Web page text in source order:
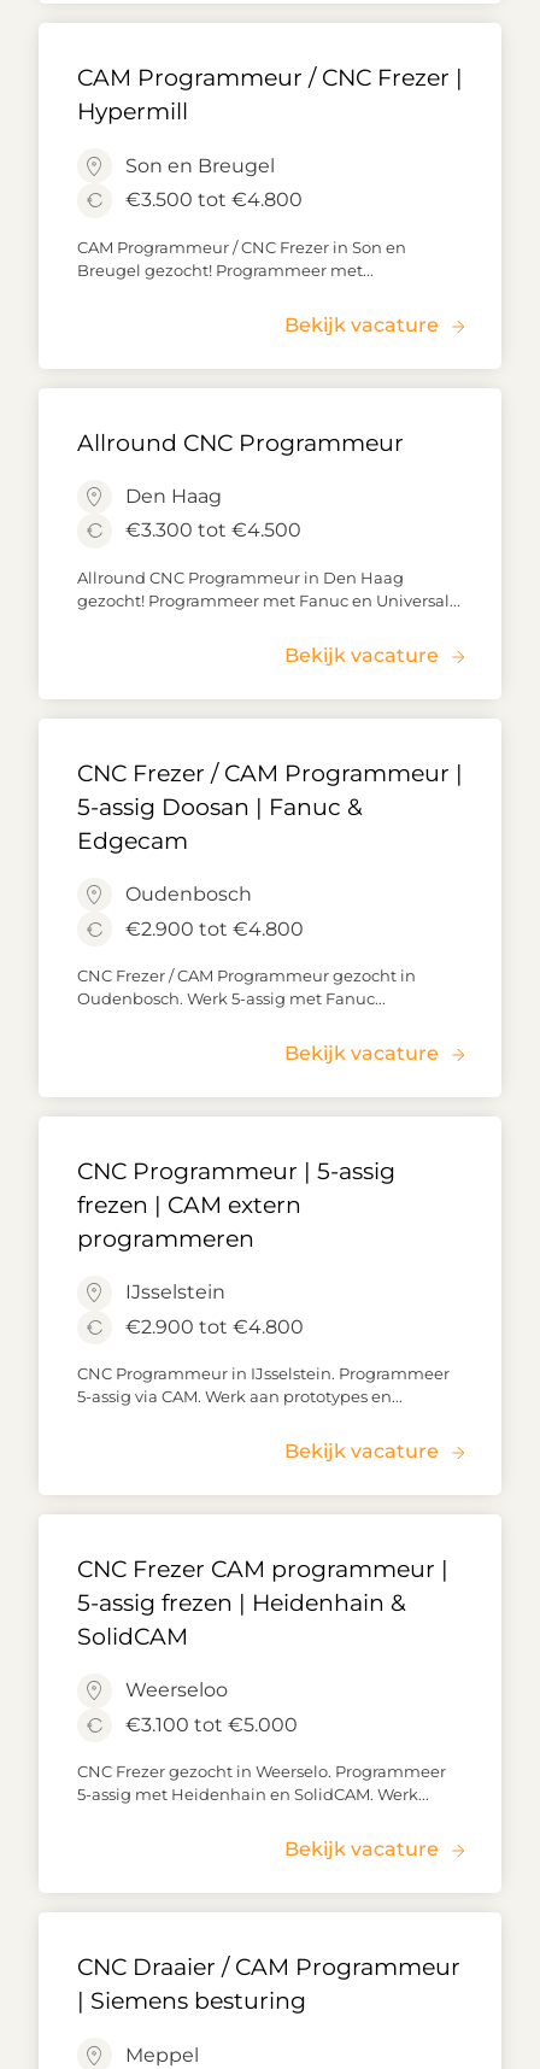
CAM Programmeur / CNC Frezer |
Hypermill
Son en Breugel
€3.500 tot €4.800
CAM Programmeur / CNC Frezer in Son en
Breugel gezocht! Programmeer met...
Bekijk vacature
Allround CNC Programmeur
Den Haag
€3.300 tot €4.500
Allround CNC Programmeur in Den Haag
gezocht! Programmeer met Fanuc en Universal...
Bekijk vacature
CNC Frezer / CAM Programmeur |
5-assig Doosan | Fanuc &
Edgecam
Oudenbosch
€2.900 tot €4.800
CNC Frezer / CAM Programmeur gezocht in
Oudenbosch. Werk 5-assig met Fanuc...
Bekijk vacature
CNC Programmeur | 5-assig
frezen | CAM extern
programmeren
IJsselstein
€2.900 tot €4.800
CNC Programmeur in IJsselstein. Programmeer
5-assig via CAM. Werk aan prototypes en...
Bekijk vacature
CNC Frezer CAM programmeur |
5-assig frezen | Heidenhain &
SolidCAM
Weerseloo
€3.100 tot €5.000
CNC Frezer gezocht in Weerselo. Programmeer
5-assig met Heidenhain en SolidCAM. Werk...
Bekijk vacature
CNC Draaier / CAM Programmeur
| Siemens besturing
Meppel